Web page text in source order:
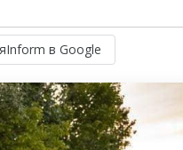
в Google